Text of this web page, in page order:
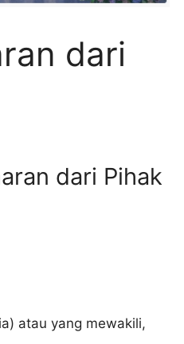
dari
dari Pihak
atau yang mewakili,